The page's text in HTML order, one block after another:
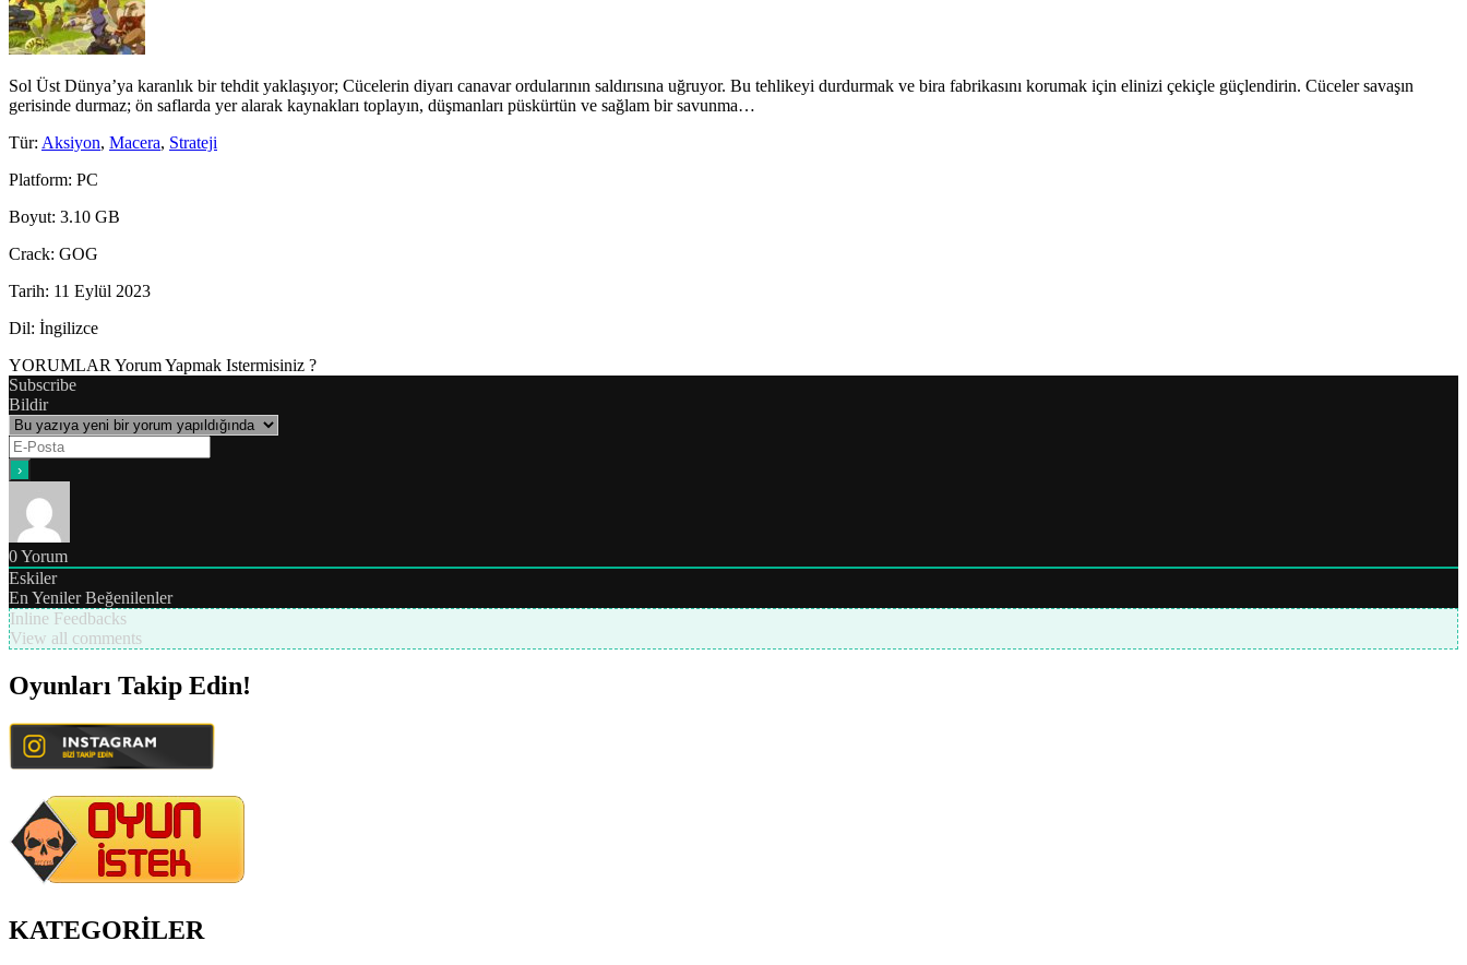
Sol Üst Dünya’ya karanlık bir tehdit yaklaşıyor; Cücelerin diyarı canavar ordularının saldırısına uğruyor. Bu tehlikeyi durdurmak ve bira fabrikasını korumak için elinizi çekiçle güçlendirin. Cüceler savaşın
gerisinde durmaz; ön saflarda yer alarak kaynakları toplayın, düşmanları püskürtün ve sağlam bir savunma…
Tür: Aksiyon, Macera, Strateji
Platform: PC
Boyut: 3.10 GB
Crack: GOG
Tarih: 11 Eylül 2023
Dil: İngilizce
YORUMLAR Yorum Yapmak Istermisiniz ?
Subscribe
Bildir
0Yorum
Eskiler
En Yeniler Beğenilenler
Inline Feedbacks
View all comments
Oyunları Takip Edin!
KATEGORİLER